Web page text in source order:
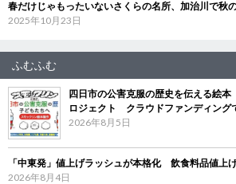
春だけじゃもったいないさくらの名所、加治川で秋
2025年10月23日
ふむふむ
四日市の公害克服の歴史を伝える絵本
ロジェクト クラウドファンディング
2026年8月5日
「中東発」値上げラッシュが本格化 飲食料品値上
2026年8月4日